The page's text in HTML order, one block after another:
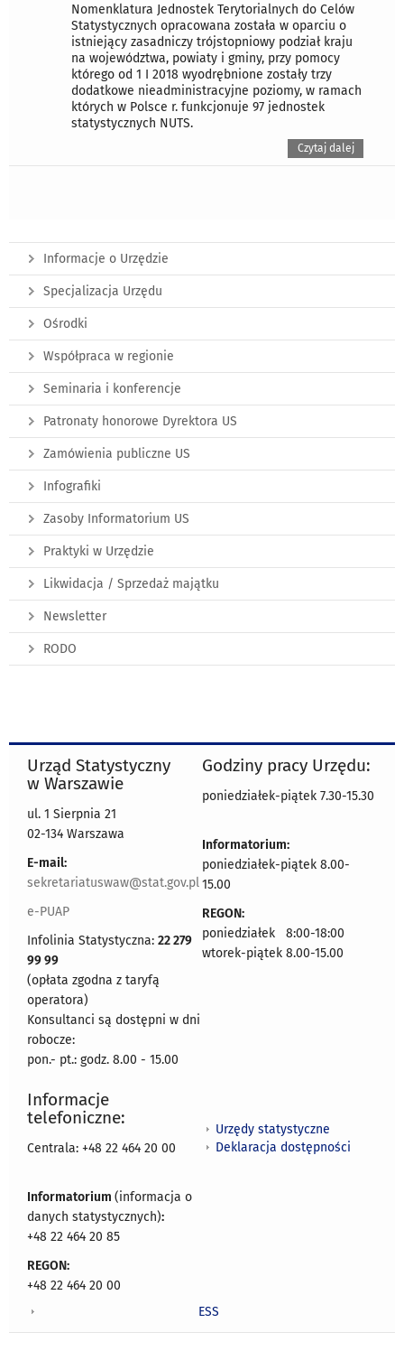
Nomenklatura Jednostek Terytorialnych do Celów
Statystycznych opracowana została w oparciu o
istniejący zasadniczy trójstopniowy podział kraju
na województwa, powiaty i gminy, przy pomocy
którego od 1 I 2018 wyodrębnione zostały trzy
dodatkowe nieadministracyjne poziomy, w ramach
których w Polsce r. funkcjonuje 97 jednostek
statystycznych NUTS.
Czytaj dalej
Informacje o Urzędzie
Specjalizacja Urzędu
Ośrodki
Współpraca w regionie
Seminaria i konferencje
Patronaty honorowe Dyrektora US
Zamówienia publiczne US
Infografiki
Zasoby Informatorium US
Praktyki w Urzędzie
Likwidacja / Sprzedaż majątku
Newsletter
RODO
Urząd Statystyczny
w Warszawie
ul. 1 Sierpnia 21
02-134 Warszawa
E-mail:
sekretariatuswaw@stat.gov.pl
e-PUAP
Infolinia Statystyczna: 22 279
99 99
(opłata zgodna z taryfą
operatora)
Konsultanci są dostępni w dni
robocze:
pon.- pt.: godz. 8.00 - 15.00
Godziny pracy Urzędu:
poniedziałek-piątek 7.30-15.30
Informatorium:
poniedziałek-piątek 8.00-
15.00
REGON:
poniedziałek 8:00-18:00
wtorek-piątek 8.00-15.00
Informacje
telefoniczne:
Centrala: +48 22 464 20 00
Informatorium (informacja o
danych statystycznych):
+48 22 464 20 85
REGON:
+48 22 464 20 00
Urzędy statystyczne
Deklaracja dostępności
ESS